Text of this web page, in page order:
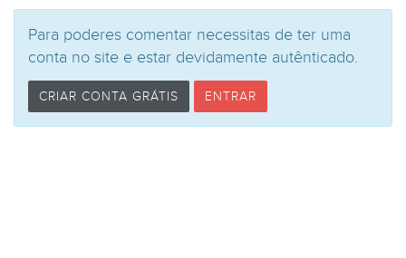
Para poderes comentar necessitas de ter uma
conta no site e estar devidamente autênticado.
CRIAR CONTA GRÁTIS ENTRAR